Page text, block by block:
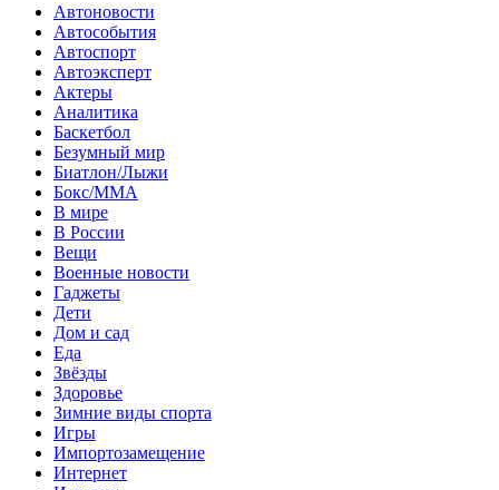
Автоновости
Автособытия
Автоспорт
Автоэксперт
Актеры
Аналитика
Баскетбол
Безумный мир
Биатлон/Лыжи
Бокс/MMA
В мире
В России
Вещи
Военные новости
Гаджеты
Дети
Дом и сад
Еда
Звёзды
Здоровье
Зимние виды спорта
Игры
Импортозамещение
Интернет